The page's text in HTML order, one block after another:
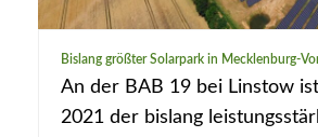
Bislang größter Solarpark in Mecklenburg-
An der BAB 19 bei Linstow
2021 der bislang